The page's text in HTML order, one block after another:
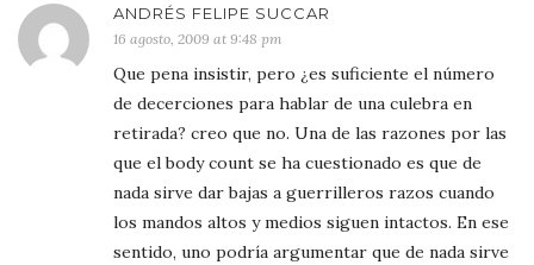
ANDRÉS FELIPE SUCCAR
16 agosto, 2009 at 9:48 pm
Que pena insistir, pero ¿es suficiente el número
de decerciones para hablar de una culebra en
retirada? creo que no. Una de las razones por las
que el body count se ha cuestionado es que de
nada sirve dar bajas a guerrilleros razos cuando
los mandos altos y medios siguen intactos. En ese
sentido, uno podría argumentar que de nada sirve